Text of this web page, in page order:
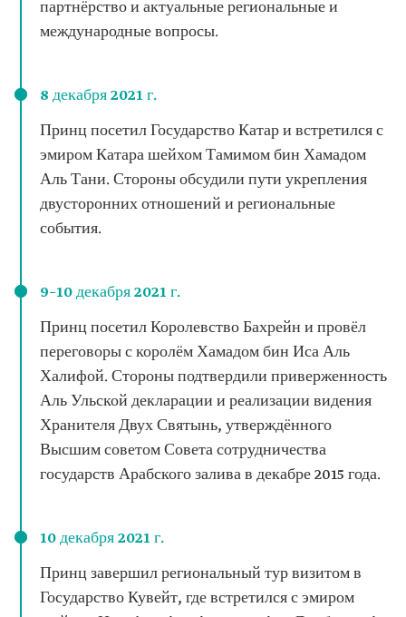
партнёрство и актуальные региональные и
международные вопросы.
8 декабря 2021 г.
Принц посетил Государство Катар и встретился с
эмиром Катара шейхом Тамимом бин Хамадом
Аль Тани. Стороны обсудили пути укрепления
двусторонних отношений и региональные
события.
9–10 декабря 2021 г.
Принц посетил Королевство Бахрейн и провёл
переговоры с королём Хамадом бин Иса Аль
Халифой. Стороны подтвердили приверженность
Аль Ульской декларации и реализации видения
Хранителя Двух Святынь, утверждённого
Высшим советом Совета сотрудничества
государств Арабского залива в декабре 2015 года.
10 декабря 2021 г.
Принц завершил региональный тур визитом в
Государство Кувейт, где встретился с эмиром